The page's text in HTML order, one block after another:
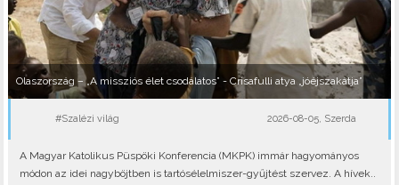
Olaszország – „A missziós élet csodálatos” - Crisafulli atya „jóéjszakátja”
#Szalézi világ 2026-08-05, Szerda
A Magyar Katolikus Püspöki Konferencia (MKPK) immár hagyományos
módon az idei nagyböjtben is tartósélelmiszer-gyűjtést szervez. A hívek..